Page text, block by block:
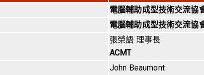
電腦輔助成型技術交流協
電腦輔助成型技術交流協
張榮語 理事長
ACMT
John Beaumont